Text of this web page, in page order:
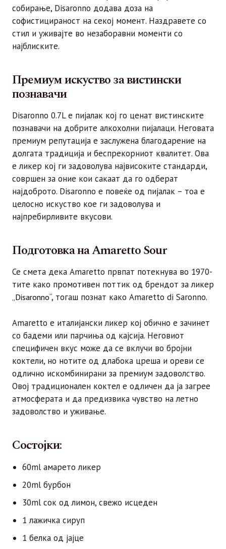
собирање, Disaronno додава доза на
софистицираност на секој момент. Наздравете со
стил и уживајте во незаборавни моменти со
најблиските.
Премиум искуство за вистински
познавачи
Disaronno 0.7L е пијалак кој го ценат вистинските
познавачи на добрите алкохолни пијалаци. Неговата
премиум репутација е заслужена благодарение на
долгата традиција и беспрекорниот квалитет. Ова
е ликер кој ги задоволува највисоките стандарди,
совршен за оние кои сакаат да го одберат
најдоброто. Disaronno е повеќе од пијалак – тоа е
целосно искуство кое ги задоволува и
најпребирливите вкусови.
Подготовка на Amaretto Sour
Се смета дека Amaretto првпат потекнува во 1970-
тите како промотивен поттик од брендот за ликер
„Disaronno“, тогаш познат како Amaretto di Saronno.
Amaretto е италијански ликер кој обично е зачинет
со бадеми или парчиња од кајсија. Неговиот
специфичен вкус може да се вклучи во бројни
коктели, но нотите од длабока цреша и ореви се
одлично искомбинирани за премиум задоволство.
Овој традиционален коктел е одличен да ја загрее
атмосферата и да предизвика чувство на летно
задоволство и уживање.
Состојки:
60ml амарето ликер
20ml бурбон
30ml сок од лимон, свежо исцеден
1 лажичка сируп
1 белка од јајце